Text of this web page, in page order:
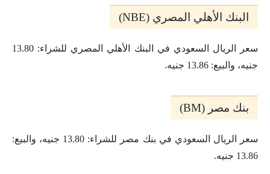
البنك الأهلي المصري (NBE)
سعر الريال السعودي في البنك الأهلي المصري للشراء: 13.80
جنيه، والبيع: 13.86 جنيه.
بنك مصر (BM)
سعر الريال السعودي في بنك مصر للشراء: 13.80 جنيه، والبيع:
13.86 جنيه.